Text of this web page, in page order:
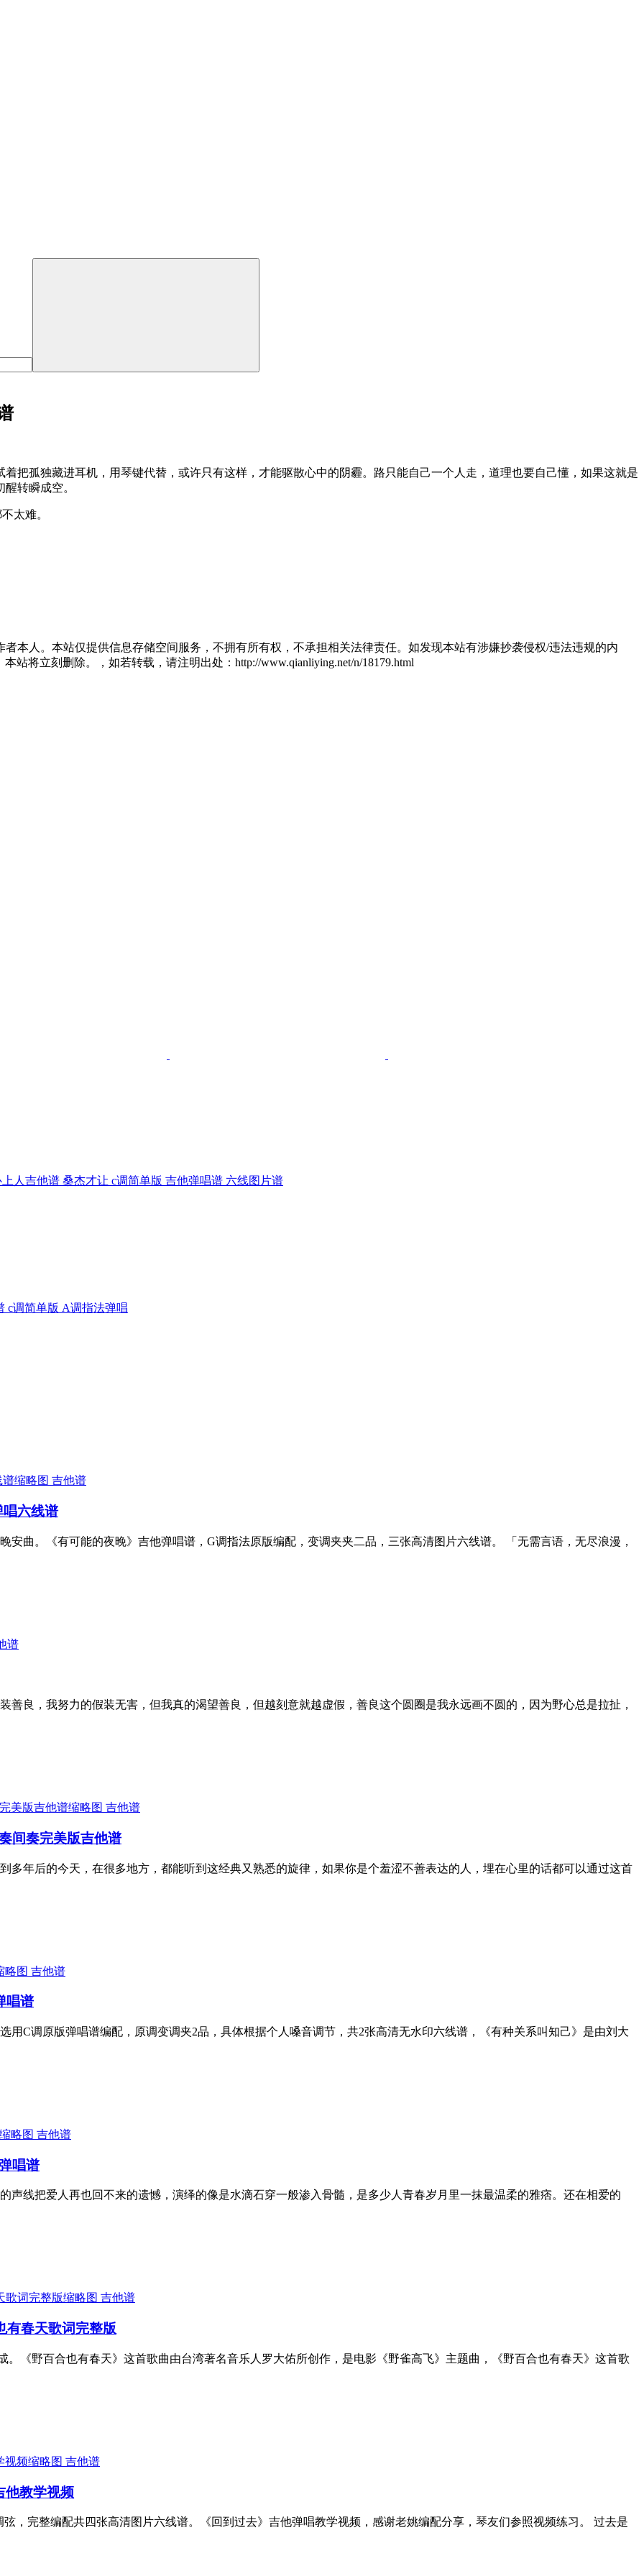
把孤独藏进耳机，用琴键代替，或许只有这样，才能驱散心中的阴霾。路只能自己一个人走，道理也要自己懂，如果这就是
转瞬成空。
太难。
本人。本站仅提供信息存储空间服务，不拥有所有权，不承担相关法律责任。如发现本站有涉嫌抄袭侵权/违法违规的内
站将立刻删除。，如若转载，请注明出处：http://www.qianliying.net/n/18179.html
上人吉他谱 桑杰才让 c调简单版 吉他弹唱谱 六线图片谱
c调简单版 A调指法弹唱
吉他谱
唱六线谱
安曲。《有可能的夜晚》吉他弹唱谱，G调指法原版编配，变调夹夹二品，三张高清图片六线谱。 「无需言语，无尽浪漫，
谱
善良，我努力的假装无害，但我真的渴望善良，但越刻意就越虚假，善良这个圆圈是我永远画不圆的，因为野心总是拉扯，
吉他谱
间奏完美版吉他谱
多年后的今天，在很多地方，都能听到这经典又熟悉的旋律，如果你是个羞涩不善表达的人，埋在心里的话都可以通过这首
吉他谱
唱谱
用C调原版弹唱谱编配，原调变调夹2品，具体根据个人嗓音调节，共2张高清无水印六线谱，《有种关系叫知己》是由刘大
吉他谱
唱谱
声线把爱人再也回不来的遗憾，演绎的像是水滴石穿一般渗入骨髓，是多少人青春岁月里一抹最温柔的雅痞。还在相爱的
吉他谱
有春天歌词完整版
《野百合也有春天》这首歌曲由台湾著名音乐人罗大佑所创作，是电影《野雀高飞》主题曲，《野百合也有春天》这首歌
吉他谱
他教学视频
，完整编配共四张高清图片六线谱。《回到过去》吉他弹唱教学视频，感谢老姚编配分享，琴友们参照视频练习。 过去是